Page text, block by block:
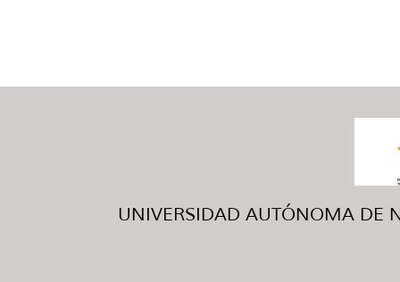
UNIVERSIDAD AUTÓNOMA DE